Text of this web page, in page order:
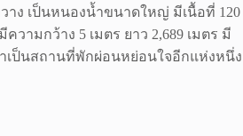
าง เป็นหนองน้ำขนาดใหญ่ มีเนื้อที่ 120
วามกว้าง 5 เมตร ยาว 2,689 เมตร มี
เป็นสถานที่พักผ่อนหย่อนใจอีกแห่งหนึ่ง